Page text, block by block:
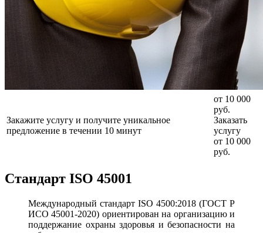
Закажите услугу и получите уникальное
предложение в течении 10 минут
от 10 000
руб.
Заказать
услугу
от 10 000
руб.
Стандарт ISO 45001
Международный стандарт ISO 4500:2018 (ГОСТ Р
ИСО 45001-2020) ориентирован на организацию и
поддержание охраны здоровья и безопасности на